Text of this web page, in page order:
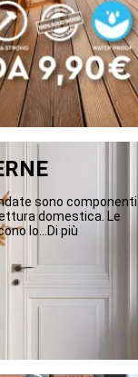
sono componenti
domestica. Le
lo...Di più